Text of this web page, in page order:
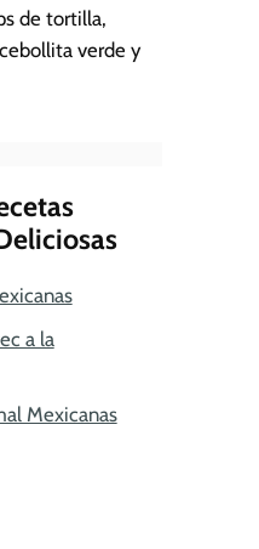
de tortilla,
verde y
a la
Mexicanas